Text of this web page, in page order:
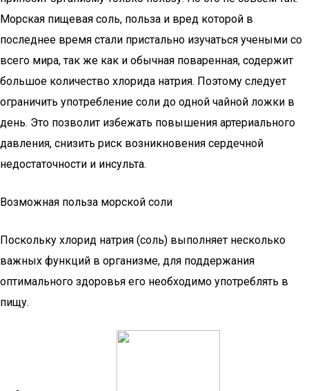
Морская пищевая соль, польза и вред которой в
последнее время стали пристально изучаться учеными со
всего мира, так же как и обычная поваренная, содержит
большое количество хлорида натрия. Поэтому следует
ограничить употребление соли до одной чайной ложки в
день. Это позволит избежать повышения артериального
давления, снизить риск возникновения сердечной
недостаточности и инсульта.
Возможная польза морской соли
Поскольку хлорид натрия (соль) выполняет несколько
важных функций в организме, для поддержания
оптимального здоровья его необходимо употреблять в
пищу.